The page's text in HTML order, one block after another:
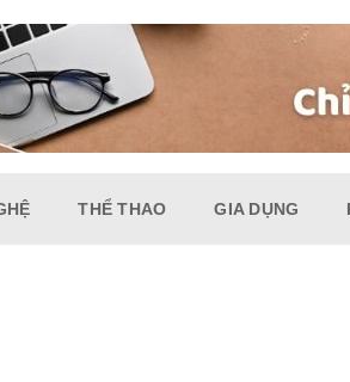
THỂ THAO GIA DỤNG